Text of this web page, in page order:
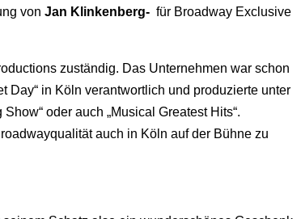
vonJan Klinkenberg- für Broadway Exclusive
zuständig. Das Unternehmen war schon
Day“ in Köln verantwortlich und produzierte unter
oder auch „Musical Greatest Hits“.
auch in Köln auf der Bühne zu